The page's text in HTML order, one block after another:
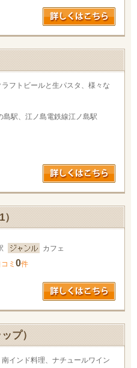
フトビールと生パスタ、様々な
島駅、江ノ島電鉄線江ノ島駅
カフェ
ミ 0件
プ）
インド料理、ナチュールワイン